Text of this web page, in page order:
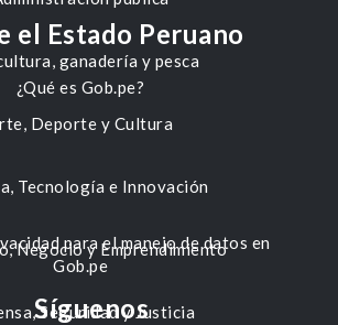
ganadería y pesca
Deporte y Cultura
Tecnología e Innovación
Negocio y Emprendimiento
Seguridad y Justicia
el Estado Peruano
¿Qué es Gob.pe?
para el manejo de datos en
Gob.pe
Síguenos